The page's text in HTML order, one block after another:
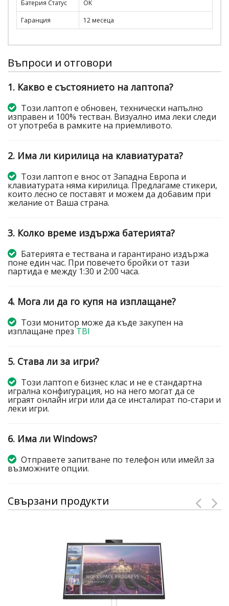
Батерия Статус
OK
Гаранция
12 месеца
Въпроси и отговори
1. Какво е състоянието на лаптопа?
Този лаптоп е обновен, технически напълно
изправен и 100% тестван. Визуално има леки следи
от употреба в рамките на приемливото.
2. Има ли кирилица на клавиатурата?
Този лаптоп е внос от Западна Европа и
клавиатурата няма кирилица. Предлагаме стикери,
които лесно се поставят и можем да добавим при
желание от Ваша страна.
3. Колко време издържа батерията?
Батерията е тествана и гарантирано издържа
поне един час. При повечето бройки от тази
партида е между 1:30 и 2:00 часа.
4. Мога ли да го купя на изплащане?
Този монитор може да къде закупен на
изплащане презTBI
5. Става ли за игри?
Този лаптоп е бизнес клас и не е стандартна
игрална конфигурация, но на него могат да се
играят онлайн игри или да се инсталират по-стари и
леки игри.
6. Има ли Windows?
Отправете запитване по телефон или имейл за
възможните опции.
Свързани продукти